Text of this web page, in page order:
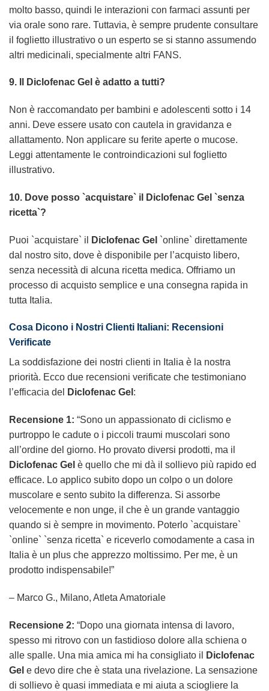
molto basso, quindi le interazioni con farmaci assunti per
via orale sono rare. Tuttavia, è sempre prudente consultare
il foglietto illustrativo o un esperto se si stanno assumendo
altri medicinali, specialmente altri FANS.
9. Il Diclofenac Gel è adatto a tutti?
Non è raccomandato per bambini e adolescenti sotto i 14
anni. Deve essere usato con cautela in gravidanza e
allattamento. Non applicare su ferite aperte o mucose.
Leggi attentamente le controindicazioni sul foglietto
illustrativo.
10. Dove posso `acquistare` il Diclofenac Gel `senza
ricetta`?
Puoi `acquistare` il Diclofenac Gel `online` direttamente
dal nostro sito, dove è disponibile per l’acquisto libero,
senza necessità di alcuna ricetta medica. Offriamo un
processo di acquisto semplice e una consegna rapida in
tutta Italia.
Cosa Dicono i Nostri Clienti Italiani: Recensioni
Verificate
La soddisfazione dei nostri clienti in Italia è la nostra
priorità. Ecco due recensioni verificate che testimoniano
l’efficacia del
Diclofenac Gel :
Recensione 1: “Sono un appassionato di ciclismo e
purtroppo le cadute o i piccoli traumi muscolari sono
all’ordine del giorno. Ho provato diversi prodotti, ma il
Diclofenac Gel è quello che mi dà il sollievo più rapido ed
efficace. Lo applico subito dopo un colpo o un dolore
muscolare e sento subito la differenza. Si assorbe
velocemente e non unge, il che è un grande vantaggio
quando si è sempre in movimento. Poterlo `acquistare`
`online` `senza ricetta` e riceverlo comodamente a casa in
Italia è un plus che apprezzo moltissimo. Per me, è un
prodotto indispensabile!”
– Marco G., Milano, Atleta Amatoriale
Recensione 2: “Dopo una giornata intensa di lavoro,
spesso mi ritrovo con un fastidioso dolore alla schiena o
alle spalle. Una mia amica mi ha consigliato il
Diclofenac
Gel e devo dire che è stata una rivelazione. La sensazione
di sollievo è quasi immediata e mi aiuta a sciogliere la